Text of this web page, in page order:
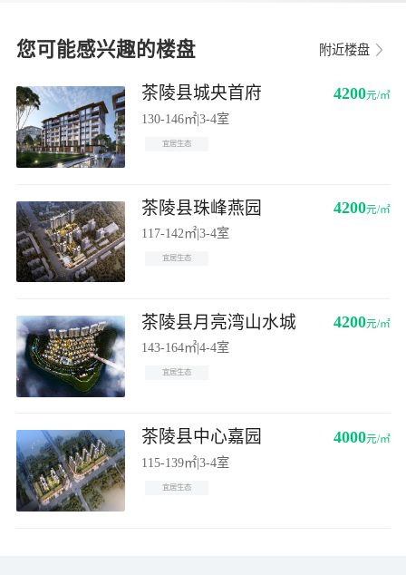
您可能感兴趣的楼盘 附近楼盘
茶陵县城央首府 4200元/㎡
130-146㎡|3-4室
宜居生态
茶陵县珠峰燕园 4200元/㎡
117-142㎡|3-4室
宜居生态
茶陵县月亮湾山水城 4200元/㎡
143-164㎡|4-4室
宜居生态
茶陵县中心嘉园 4000元/㎡
115-139㎡|3-4室
宜居生态